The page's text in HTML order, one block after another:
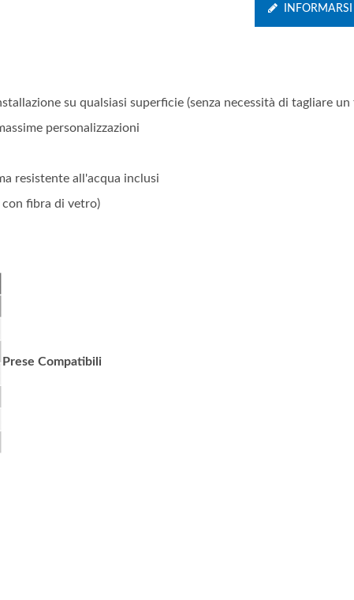
su qualsiasi superficie (senza necessità di tagliare un
personalizzazioni
resistente all'acqua inclusi
fibra di vetro)
Prese Compatibili